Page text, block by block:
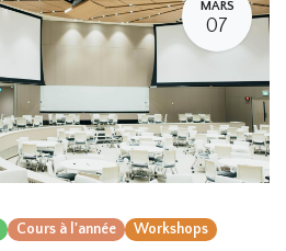
MARS
07
Cours à l'année Workshops